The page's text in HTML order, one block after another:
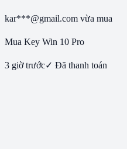
kar***@gmail.com vừa mua
Mua Key Win 10 Pro
3 giờ trước✓ Đã thanh toán